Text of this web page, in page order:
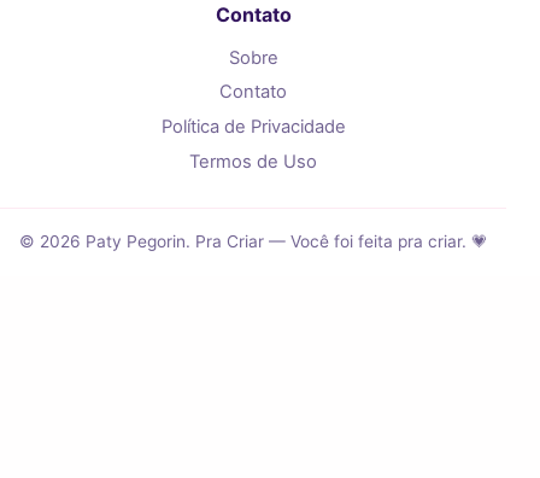
Contato
Sobre
Contato
Política de Privacidade
Termos de Uso
© 2026 Paty Pegorin. Pra Criar — Você foi feita pra criar. 💗